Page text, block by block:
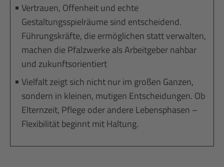
Vertrauen, Offenheit und echte
Gestaltungsspielräume sind entscheidend.
Führungskräfte, die ermöglichen statt verwalten,
machen die Pfalzwerke als Arbeitgeber nahbar
und zukunftsorientiert
Vielfalt zeigt sich nicht nur im großen Ganzen,
sondern in kleinen, mutigen Entscheidungen. Ob
Elternzeit, Pflege oder andere Lebensphasen –
Flexibilität beginnt mit Haltung.